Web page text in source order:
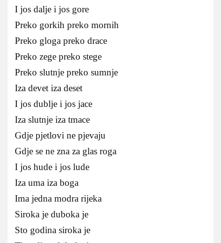
I jos dalje i jos gore
Preko gorkih preko mornih
Preko gloga preko drace
Preko zege preko stege
Preko slutnje preko sumnje
Iza devet iza deset
I jos dublje i jos jace
Iza slutnje iza tmace
Gdje pjetlovi ne pjevaju
Gdje se ne zna za glas roga
I jos hude i jos lude
Iza uma iza boga
Ima jedna modra rijeka
Siroka je duboka je
Sto godina siroka je